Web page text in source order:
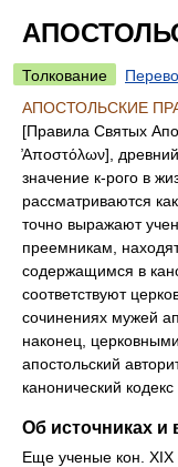
Толкование
АПОСТОЛЬСКИЕ
[Правила Святых
̓Αποστόλων], древний
значение к-рого в
рассматриваются
точно выражают
преемникам,
содержащимся в
соответствуют
сочинениях мужей
наконец,
апостольский
канонический
Об источниках и
Еще ученые кон. XIX